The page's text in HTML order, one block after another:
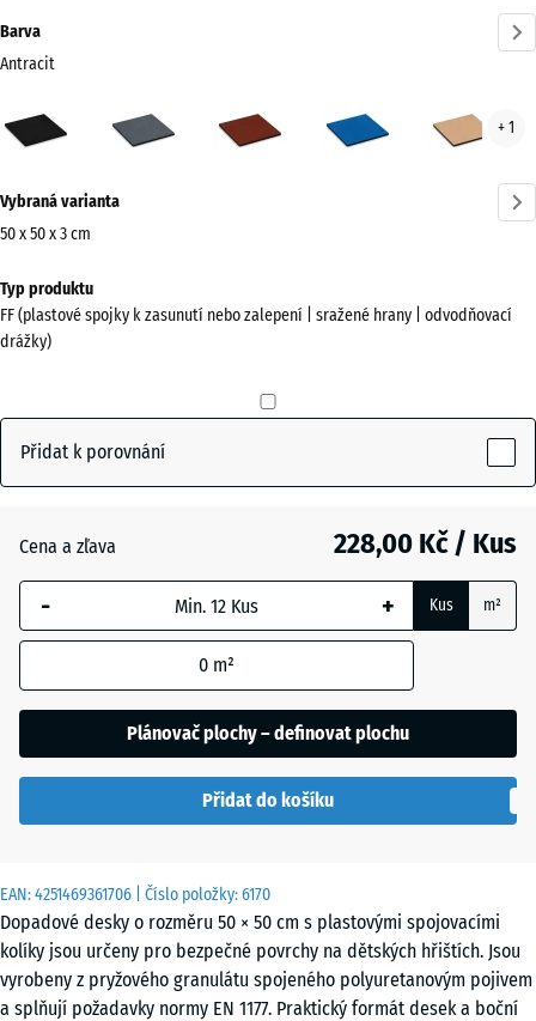
EAN:4251469361706 | Číslo položky:6170
Dopadové desky o rozměru 50 × 50 cm s plastovými spojovacími
kolíky jsou určeny pro bezpečné povrchy na dětských hřištích. Jsou
vyrobeny z pryžového granulátu spojeného polyuretanovým pojivem
a splňují požadavky normy EN 1177. Praktický formát desek a boční
Barva
Antracit
(active)
červená
modrá
+ 1
informací
o
Zobrazit
paletu
Antracit(active)
+ 3,00 Kč
+ 67,00 Kč
béžová
Travní
zelená
+ 24,00 Kč
Vybraná varianta
50 x 50 x 3 cm
pro
dopravu
500
Vybraný
rozměr s
modrým
ohraničením
pro výpočet
(pokud není
v údajích o
50
x
50
x 3
Typ produktu
FF (plastové spojky k zasunutí nebo zalepení | sražené hrany | odvodňovací
drážky)
Přidat k porovnání
Cena a zľava 228,00 Kč / Kus
- + Kus m²
0 m²
Plánovač plochy – definovat plochu
Přidat do košíku